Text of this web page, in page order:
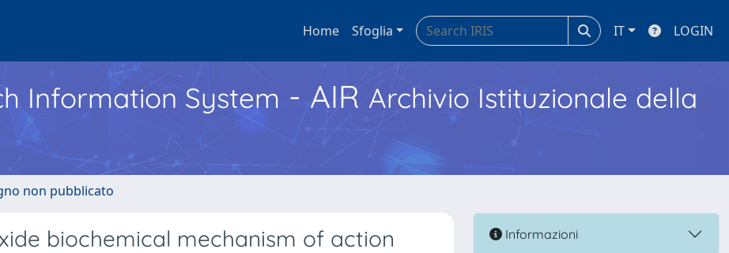
Home Sfoglia IT LOGIN
Information System - AIR Archivio Istituzionale della
non pubblicato
biochemical mechanism of action Informazioni